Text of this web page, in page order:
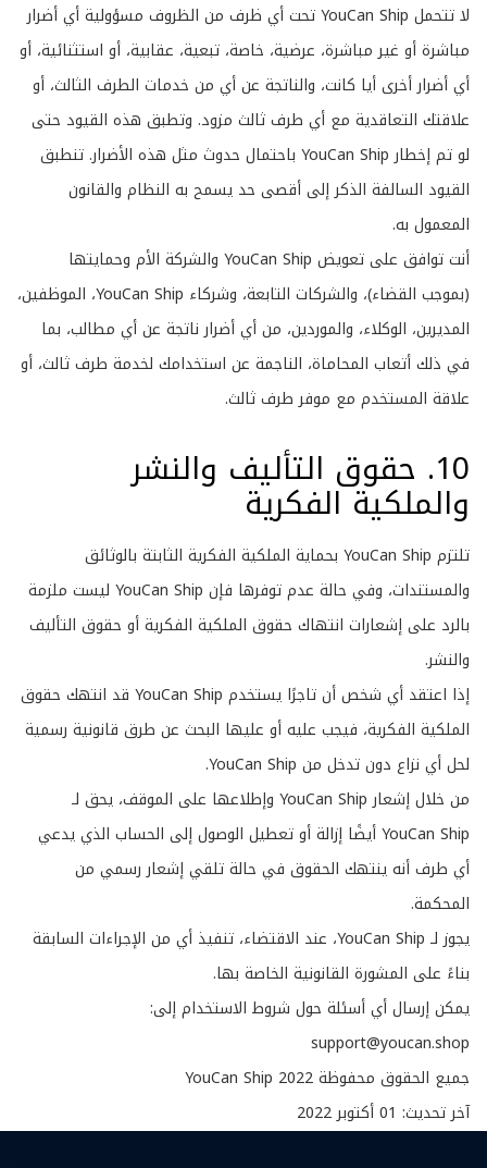
لا تتحمل YouCan Ship تحت أي ظرف من الظروف مسؤولية أي أضرار
مباشرة أو غير مباشرة، عرضية، خاصة، تبعية، عقابية، أو استثنائية، أو
أي أضرار أخرى أيا كانت، والناتجة عن أي من خدمات الطرف الثالث، أو
علاقتك التعاقدية مع أي طرف ثالث مزود. وتطبق هذه القيود حتى
لو تم إخطار YouCan Ship باحتمال حدوث مثل هذه الأضرار. تنطبق
القيود السالفة الذكر إلى أقصى حد يسمح به النظام والقانون
المعمول به.
​​أنت توافق على تعويض YouCan Ship والشركة الأم وحمايتها
(بموجب القضاء)، والشركات التابعة، وشركاء YouCan Ship، الموظفين،
المديرين، الوكلاء، والموردين، من أي أضرار ناتجة عن أي مطالب، بما
في ذلك أتعاب المحاماة، الناجمة عن استخدامك لخدمة طرف ثالث، أو
علاقة المستخدم مع موفر طرف ثالث.
10. حقوق التأليف والنشر
والملكية الفكرية
تلتزم YouCan Ship بحماية الملكية الفكرية الثابتة بالوثائق
والمستندات، وفي حالة عدم توفرها فإن YouCan Ship ليست ملزمة
بالرد على إشعارات انتهاك حقوق الملكية الفكرية أو حقوق التأليف
والنشر.
إذا اعتقد أي شخص أن تاجرًا يستخدم YouCan Ship قد انتهك حقوق
الملكية الفكرية، فيجب عليه أو عليها البحث عن طرق قانونية رسمية
لحل أي نزاع دون تدخل من YouCan Ship.
من خلال إشعار YouCan Ship وإطلاعها على الموقف، يحق لـ
YouCan Ship أيضًا إزالة أو تعطيل الوصول إلى الحساب الذي يدعي
أي طرف أنه ينتهك الحقوق في حالة تلقي إشعار رسمي من
المحكمة.
يجوز لـ YouCan Ship، عند الاقتضاء، تنفيذ أي من الإجراءات السابقة
بناءً على المشورة القانونية الخاصة بها.
يمكن إرسال أي أسئلة حول شروط الاستخدام إلى:
support@youcan.shop
جميع الحقوق محفوظة 2022 YouCan Ship
آخر تحديث: 01 أكتوبر 2022